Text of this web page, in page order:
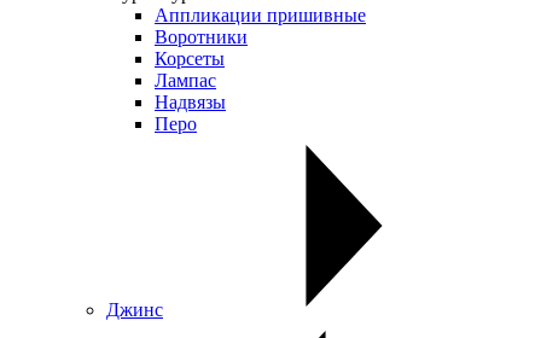
Аппликации пришивные
Воротники
Корсеты
Лампас
Надвязы
Перо
Джинс